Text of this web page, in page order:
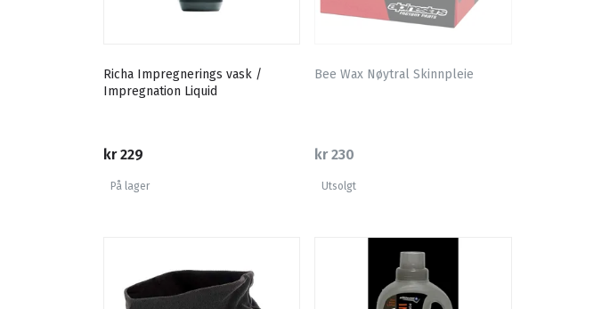
Richa Impregnerings vask /
Impregnation Liquid
kr 229
På lager
Bee Wax Nøytral Skinnpleie
kr 230
Utsolgt